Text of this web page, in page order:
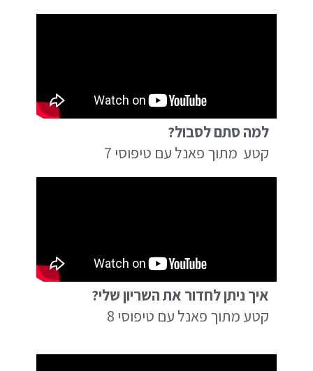
למה סתם לסבול?
קטע מתוך פאנל עם טיפוסי 7
איך ניתן לחדור את השריון שלי?
קטע מתוך פאנל עם טיפוסי 8